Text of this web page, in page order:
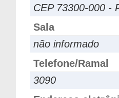
CEP 73300-000 -
Sala
não informado
Telefone/Ramal
3090